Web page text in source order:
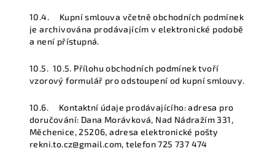
10.4. Kupní smlouva včetně obchodních podmínek
je archivována prodávajícím v elektronické podobě
a není přístupná.
10.5. 10.5. Přílohu obchodních podmínek tvoří
vzorový formulář pro odstoupení od kupní smlouvy.
10.6. Kontaktní údaje prodávajícího: adresa pro
doručování: Dana Morávková, Nad Nádražím 331,
Měchenice, 25206, adresa elektronické pošty
rekni.to.cz@gmail.com, telefon 725 737 474